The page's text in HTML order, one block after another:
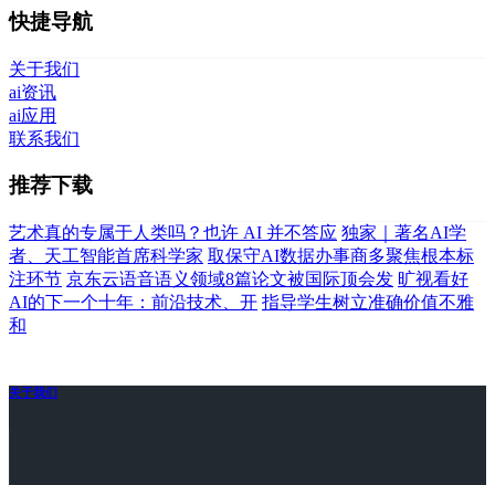
快捷导航
关于我们
ai资讯
ai应用
联系我们
推荐下载
艺术真的专属于人类吗？也许 AI 并不答应 独家｜著名AI学
者、天工智能首席科学家 取保守AI数据办事商多聚焦根本标
注环节 京东云语音语义领域8篇论文被国际顶会发 旷视看好
AI的下一个十年：前沿技术、开 指导学生树立准确价值不雅
和
关于我们